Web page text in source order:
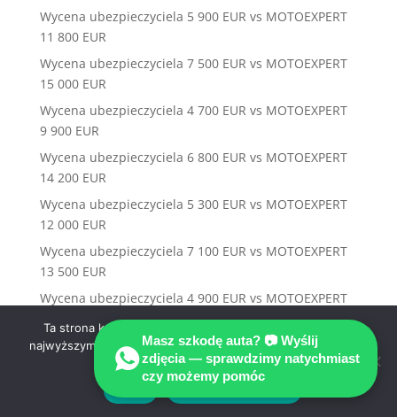
Wycena ubezpieczyciela 5 900 EUR vs MOTOEXPERT
11 800 EUR
Wycena ubezpieczyciela 7 500 EUR vs MOTOEXPERT
15 000 EUR
Wycena ubezpieczyciela 4 700 EUR vs MOTOEXPERT
9 900 EUR
Wycena ubezpieczyciela 6 800 EUR vs MOTOEXPERT
14 200 EUR
Wycena ubezpieczyciela 5 300 EUR vs MOTOEXPERT
12 000 EUR
Wycena ubezpieczyciela 7 100 EUR vs MOTOEXPERT
13 500 EUR
Wycena ubezpieczyciela 4 900 EUR vs MOTOEXPERT
Wycena ubezpieczyciela 6 200 EUR vs MOTOEXPERT
Wycena ubezpieczyciela 5 555 EUR vs MOTOEXPERT
Masz szkodę auta? 📷 Wyślij
zdjęcia — sprawdzimy natychmiast
czy możemy pomóc
Ta strona korzysta z ciasteczek aby świadczyć usługi na
najwyższym poziomie. Dalsze korzystanie ze strony oznacza,
że zgadzasz się na ich użycie.